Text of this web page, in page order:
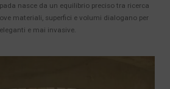
nasce da un equilibrio preciso tra ricerca
materiali, superfici e volumi dialogano per
e mai invasive.